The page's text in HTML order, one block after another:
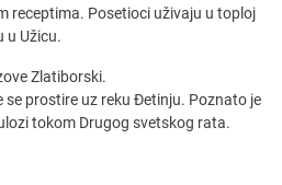
receptima. Posetioci uživaju u toploj
u Užicu.
Zlatiborski.
se prostire uz reku Đetinju. Poznato je
tokom Drugog svetskog rata.